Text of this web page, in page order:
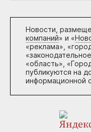
Новости,
компаний» и «
«реклама»,
«область»,
публикуются на
информационной